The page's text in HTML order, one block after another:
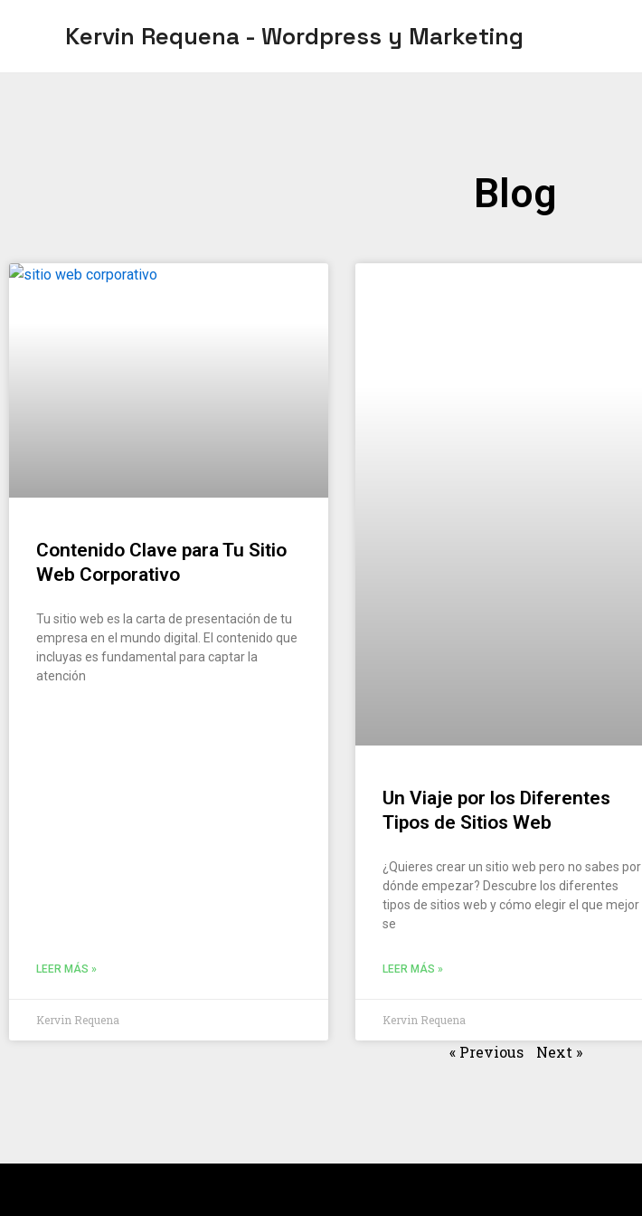
Kervin Requena - Wordpress y Marketing
Blog
Contenido Clave para Tu Sitio
Web Corporativo
Tu sitio web es la carta de presentación de tu
empresa en el mundo digital. El contenido que
incluyas es fundamental para captar la
atención
LEER MÁS »
Kervin Requena
Un Viaje por los Diferentes
Tipos de Sitios Web
¿Quieres crear un sitio web pero no sabes por
dónde empezar? Descubre los diferentes
tipos de sitios web y cómo elegir el que mejor
se
LEER MÁS »
Kervin Requena
« Previous Next »